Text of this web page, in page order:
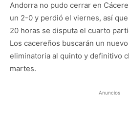
Andorra no pudo cerrar en
un 2-0 y perdió el viernes, así
20 horas se disputa el cuarto
Los cacereños buscarán un
eliminatoria al quinto y definitivo
martes.
Anuncios